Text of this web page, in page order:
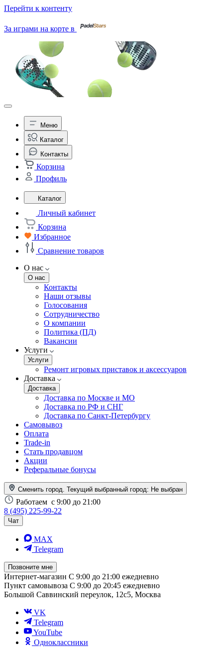
Перейти к контенту
За играми на корте в
Меню
Каталог
Контакты
Корзина
Профиль
Каталог
Личный кабинет
Корзина
Избранное
Сравнение товаров
О нас
О нас
Контакты
Наши отзывы
Голосования
Сотрудничество
О компании
Политика (ПД)
Вакансии
Услуги
Услуги
Ремонт игровых приставок и аксессуаров
Доставка
Доставка
Доставка по Москве и МО
Доставка по РФ и СНГ
Доставка по Санкт-Петербургу
Самовывоз
Оплата
Trade-in
Стать продавцом
Акции
Реферальные бонусы
Сменить город. Текущий выбранный город: Не выбран
Работаем с 9:00 до 21:00
8 (495) 225-99-22
Чат
MAX
Telegram
Позвоните мне
Интернет-магазин С 9:00 до 21:00 ежедневно
Пункт самовывоза С 9:00 до 20:45 ежедневно
Большой Саввинский переулок, 12с5, Москва
VK
Telegram
YouTube
Одноклассники